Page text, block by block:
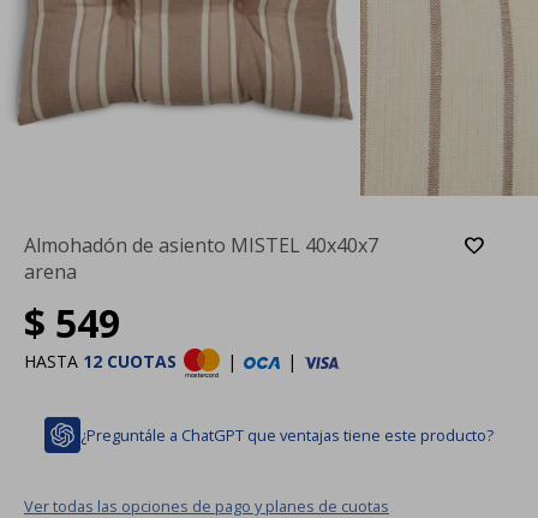
Almohadón de asiento MISTEL 40x40x7
arena
$ 549
HASTA 12 CUOTAS | |
¿Preguntále a ChatGPT que ventajas tiene este producto?
Ver todas las opciones de pago y planes de cuotas